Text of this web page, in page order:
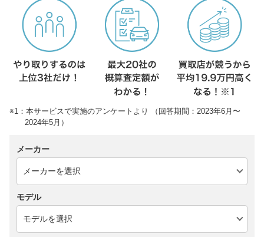
※1：本サービスで実施のアンケートより （回答期間：2023年6月〜
2024年5月）
メーカー
モデル